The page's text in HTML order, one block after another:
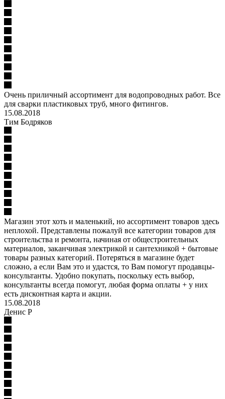
Очень приличный ассортимент для водопроводных работ. Все
для сварки пластиковых труб, много фитингов.
15.08.2018
Тим Бодряков
Магазин этот хоть и маленький, но ассортимент товаров здесь
неплохой. Представлены пожалуй все категории товаров для
строительства и ремонта, начиная от общестроительных
материалов, заканчивая электрикой и сантехникой + бытовые
товары разных категорий. Потеряться в магазине будет
сложно, а если Вам это и удастся, то Вам помогут продавцы-
консультанты. Удобно покупать, поскольку есть выбор,
консультанты всегда помогут, любая форма оплаты + у них
есть дисконтная карта и акции.
15.08.2018
Денис Р